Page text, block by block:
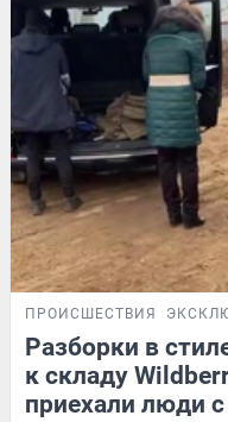
ПРОИСШЕСТВИЯ
Разборки в
к складу
приехали люди